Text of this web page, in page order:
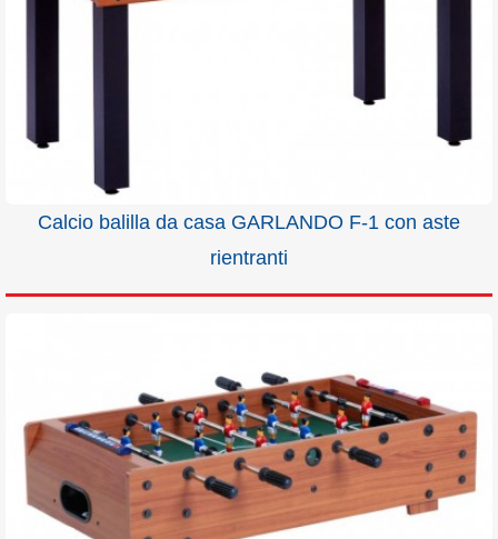
Calcio balilla da casa GARLANDO F-1 con aste
rientranti